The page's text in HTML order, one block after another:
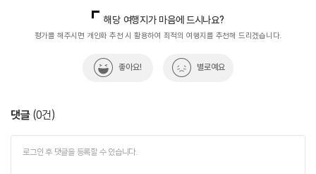
해당 여행지가 마음에 드시나요?
평가를 해주시면 개인화 추천 시 활용하여 최적의 여행지를 추천해 드리겠습니다.
좋아요! 별로예요
댓글 (0건)